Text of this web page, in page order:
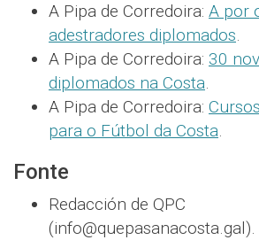
A Pipa de Corredoira: A por
adestradores diplomados.
A Pipa de Corredoira: 30
diplomados na Costa.
A Pipa de Corredoira:
para o Fútbol da Costa.
Fonte
Redacción de QPC
(info@quepasanacosta.gal).